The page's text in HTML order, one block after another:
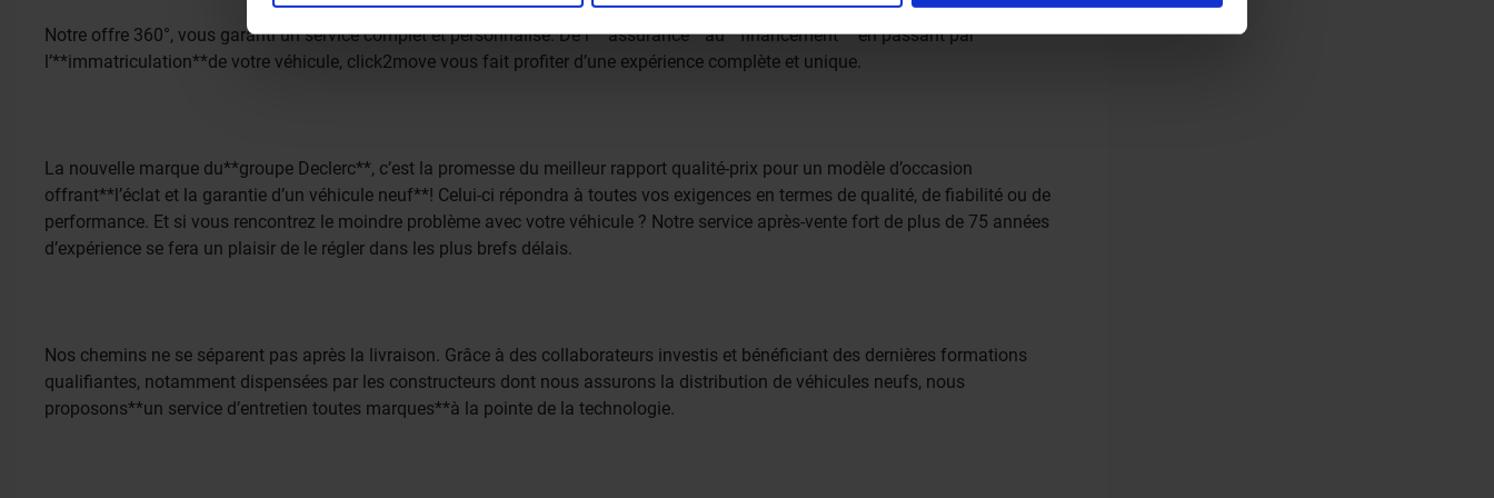
Notre offre 360°, vous garanti un service complet et personnalisé. De l’**assurance**au**financement** en passant par
l’**immatriculation**de votre véhicule, click2move vous fait profiter d’une expérience complète et unique.
La nouvelle marque du**groupe Declerc**, c’est la promesse du meilleur rapport qualité-prix pour un modèle d’occasion
offrant**l’éclat et la garantie d’un véhicule neuf**! Celui-ci répondra à toutes vos exigences en termes de qualité, de fiabilité ou de
performance. Et si vous rencontrez le moindre problème avec votre véhicule ? Notre service après-vente fort de plus de 75 années
d’expérience se fera un plaisir de le régler dans les plus brefs délais.
Nos chemins ne se séparent pas après la livraison. Grâce à des collaborateurs investis et bénéficiant des dernières formations
qualifiantes, notamment dispensées par les constructeurs dont nous assurons la distribution de véhicules neufs, nous
proposons**un service d’entretien toutes marques**à la pointe de la technologie.